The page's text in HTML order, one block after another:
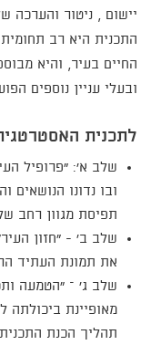
יישום , ניטור והערכה
התכנית היא רב
החיים בעיר, והיא
ובעלי עניין נוספים
לתכנית
שלב א': "פרופיל
ובו נדונו הנושאים
תפיסת מגוון רחב
שלב ב' - "חזון
את תמונת העתיד
שלב ג' – "הטמעה
מאופיינת ביכולתה
תהליך הכנת